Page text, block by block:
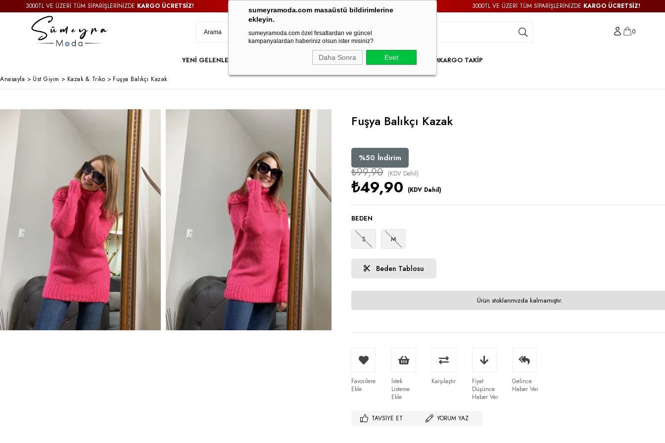
sumeyramoda.com masaüstü bildirimlerine
ekleyin.
sumeyramoda.com özel fırsatlardan ve güncel
kampanyalardan haberiniz olsun ister misiniz?
Daha Sonra Evet
3000TL VE ÜZERİ TÜM SİPARİŞLERİNİZDE KARGO ÜCRETSİZ! 3000TL VE ÜZERİ TÜM SİPARİŞLERİNİZDE KARGO ÜCRETSİZ! 3000TL VE ÜZERİ TÜM SİPARİŞLERİNİZDE KARGO ÜCRETSİZ!
0
YENİ GELENLER ALT GİYİMDIŞ GİYİMTAKIM PARTY WEAR İNDİRİMKARGO TAKİP
Anasayfa > Üst Giyim > Kazak & Triko > Fuşya Balıkçı Kazak
Fuşya Balıkçı Kazak
%50 İndirim
₺99,90 (KDV Dahil)
₺49,90 (KDV Dahil)
BEDEN
S M
Beden Tablosu
Ürün stoklarımızda kalmamıştır.
Favorilere
Ekle
İstek
Listeme
Ekle
Karşılaştır
Fiyat
Düşünce
Haber Ver
Gelince
Haber Ver
TAVSIYE ET YORUM YAZ